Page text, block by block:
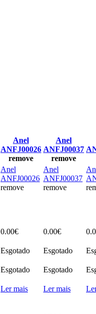
Anel
ANFJ00026
remove
Anel
ANFJ00037
remove
Anel
ANFJ00026
remove
Anel
ANFJ00037
remove
0.00€ 0.00€
Esgotado Esgotado
Esgotado Esgotado
Ler mais Ler mais